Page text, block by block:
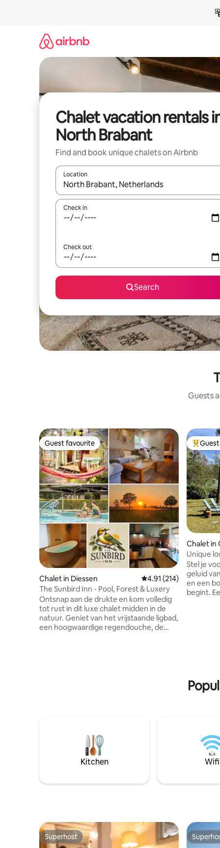
Chalet vacation rentals
North Brabant
Find and book unique chalets on Airbnb
Location
When results are available, navigate with up and
Check in
Check out
Search
Guests
Guest favourite
Guest favourite
Chalet in Diessen 4.91 out of 5 average
4.91 (214)
The Sunbird Inn - Pool, Forest & Luxery
Ontsnap aan de drukte en kom volledig
tot rust in dit luxe chalet midden in de
natuur. Geniet van het vrijstaande ligbad,
een hoogwaardige regendouche, de
Top
Chalet in
Unique
of space
Stel je
geluid
en een
begint.
Kitchen Wifi
Superhost
Superhost